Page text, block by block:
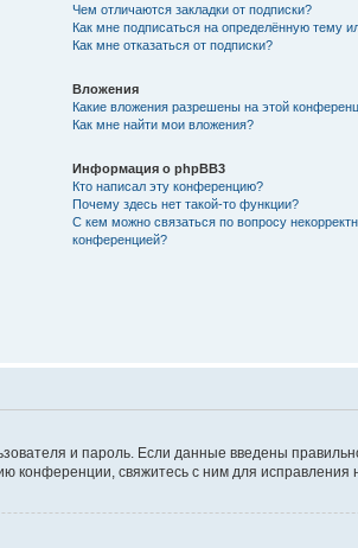
Чем отличаются закладки от подписки?
Как мне подписаться на определённую тему
Как мне отказаться от подписки?
Вложения
Какие вложения разрешены на этой
Как мне найти мои вложения?
Информация о phpBB3
Кто написал эту конференцию?
Почему здесь нет такой-то функции?
С кем можно связаться по вопросу
конференцией?
и пароль. Если данные введены
конференции, свяжитесь с ним для исправления